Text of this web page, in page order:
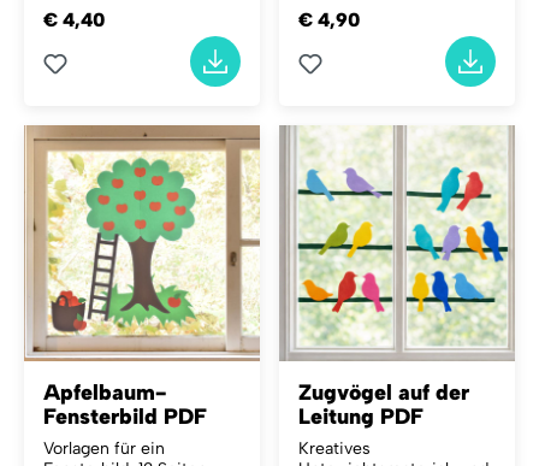
€ 4,40 € 4,90
Apfelbaum-
Fensterbild PDF
Vorlagen für ein
Zugvögel auf der
Leitung PDF
Kreatives